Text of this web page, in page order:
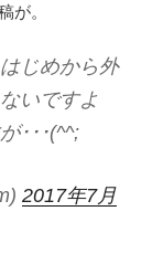
が。
じめから外
いですよ
･･･(^^;
2017年7月